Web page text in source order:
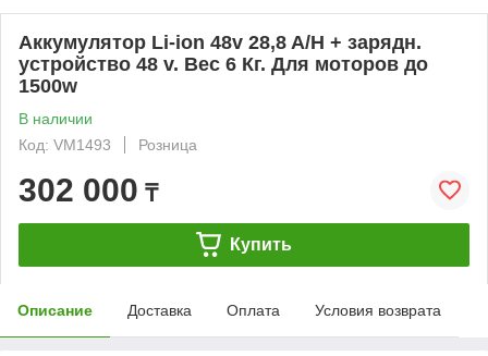
Аккумулятор Li-ion 48v 28,8 A/H + зарядн.
устройство 48 v. Вес 6 Кг. Для моторов до
1500w
В наличии
Код: VM1493
Розница
302 000 ₸
Купить
Описание Доставка Оплата Условия возврата